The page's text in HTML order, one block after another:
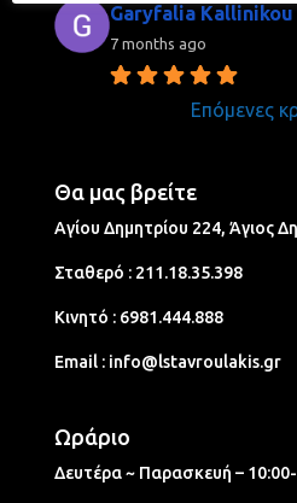
Garyfalia Kallinikou
7 months ago
Επόμενες
Θα μας βρείτε
Αγίου Δημητρίου 224, Άγιος
Σταθερό : 211.18.35.398
Κινητό : 6981.444.888
Email : info@lstavroulakis.gr
Ωράριο
Δευτέρα ~ Παρασκευή –